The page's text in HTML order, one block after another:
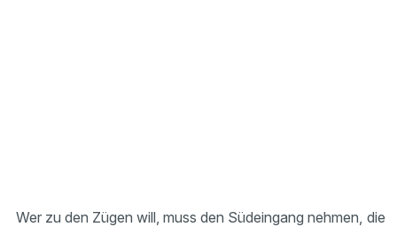
Wer zu den Zügen will, muss den Südeingang nehmen, die